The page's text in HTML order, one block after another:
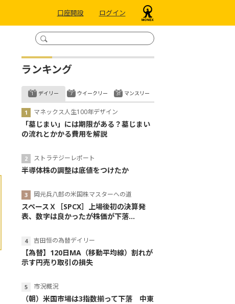
口座開設 ログイン
ランキング
デイリー
マネックス人生100年デザイン
「墓じまい」には期限がある？墓じまい
の流れとかかる費用を解説
ストラテジーレポート
半導体株の調整は底値をつけたか
岡元兵八郎の米国株マスターへの道
スペースＸ［SPCX］上場後初の決算発
表、数字は良かったが株価が下落...
吉田恒の為替デイリー
【為替】120日MA（移動平均線）割れが
示す円売り取引の損失
市況概況
（朝）米国市場は3指数揃って下落 中東
ウイークリー マンスリー